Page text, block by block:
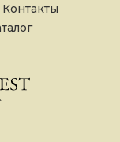
Контакты